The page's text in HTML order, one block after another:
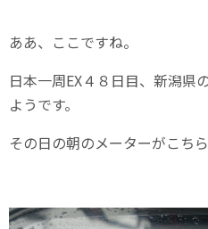
ああ、ここですね。
日本一周EX４８日目、新潟県
ようです。
その日の朝のメーターがこちら